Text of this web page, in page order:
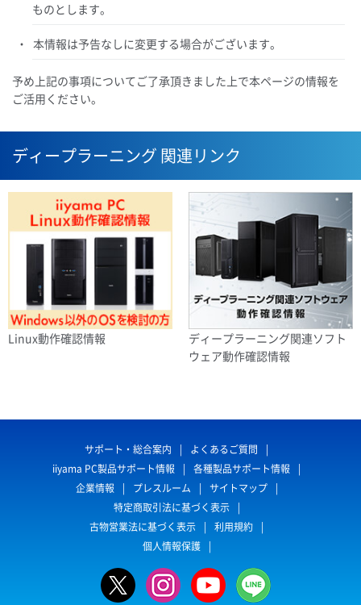
ものとします。
本情報は予告なしに変更する場合がございます。
予め上記の事項についてご了承頂きました上で本ページの情報を
ご活用ください。
ディープラーニング 関連リンク
Linux動作確認情報
ディープラーニング関連ソフト
ウェア動作確認情報
サポート・総合案内
よくあるご質問
iiyama PC製品サポート情報
各種製品サポート情報
企業情報
プレスルーム
サイトマップ
特定商取引法に基づく表示
古物営業法に基づく表示
利用規約
個人情報保護